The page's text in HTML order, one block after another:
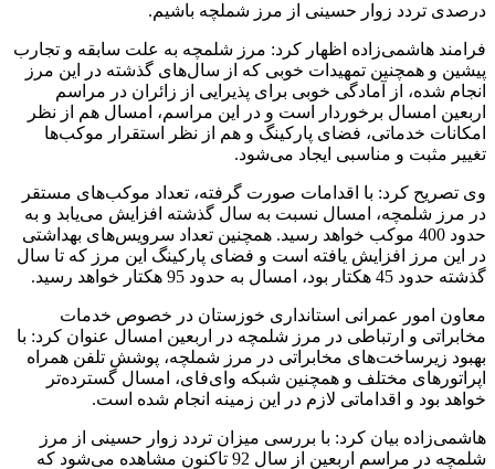
درصدی تردد زوار حسینی از مرز شملچه باشیم.
فرامند هاشمی‌زاده اظهار کرد: مرز شلمچه به علت سابقه و تجارب
پیشین و همچنین تمهیدات خوبی که از سال‌های گذشته در این مرز
انجام شده، از آمادگی خوبی برای پذیرایی از زائران در مراسم
اربعین امسال برخوردار است و در این مراسم، امسال هم از نظر
امکانات خدماتی، فضای پارکینگ و هم از نظر استقرار موکب‌ها
تغییر مثبت و مناسبی ایجاد می‌شود.
وی تصریح کرد: با اقدامات صورت گرفته، تعداد موکب‌های مستقر
در مرز شلمچه، امسال نسبت به سال گذشته افزایش می‌یابد و به
حدود 400 موکب خواهد رسید. همچنین تعداد سرویس‌های بهداشتی
در این مرز افزایش یافته است و فضای پارکینگ این مرز که تا سال
گذشته حدود 45 هکتار بود، امسال به حدود 95 هکتار خواهد رسید.
معاون امور عمرانی استانداری خوزستان در خصوص خدمات
مخابراتی و ارتباطی در مرز شلمچه در اربعین امسال عنوان کرد: با
بهبود زیرساخت‌های مخابراتی در مرز شملچه، پوشش تلفن همراه
اپراتورهای مختلف و همچنین شبکه وای‌فای، امسال گسترده‌تر
خواهد بود و اقداماتی لازم در این زمینه انجام شده است.
هاشمی‌زاده بیان کرد: با بررسی میزان تردد زوار حسینی از مرز
شلمچه در مراسم اربعین از سال 92 تاکنون مشاهده می‌شود که